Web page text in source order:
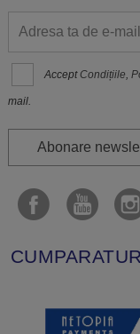
Accept Condițiile,
mail.
Abonare